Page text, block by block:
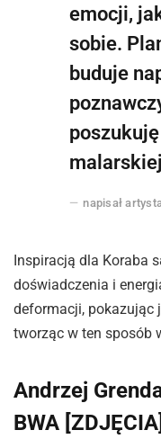
emocji,
sobie.
buduje
napisał
Inspiracją dla Koraba
doświadczenia i
deformacji, pokazując
tworząc w ten sposób
Andrzej
BWA [ZDJĘCIA]